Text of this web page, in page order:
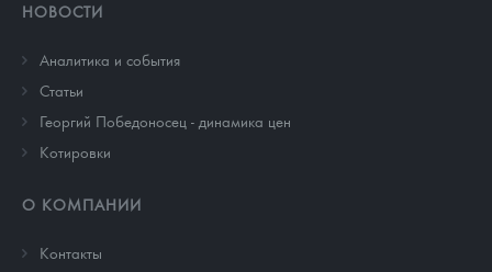
НОВОСТИ
Аналитика и события
Cтатьи
Георгий Победоносец - динамика цен
Котировки
О КОМПАНИИ
Контакты